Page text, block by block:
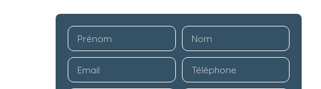
Prénom Nom
Email Téléphone